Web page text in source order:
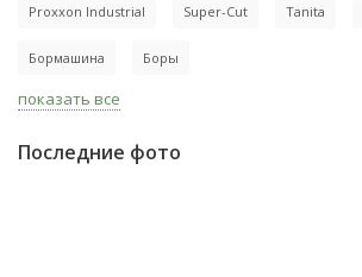
Proxxon Industrial Super-Cut Tanita
Бормашина Боры
показать все
Последние фото